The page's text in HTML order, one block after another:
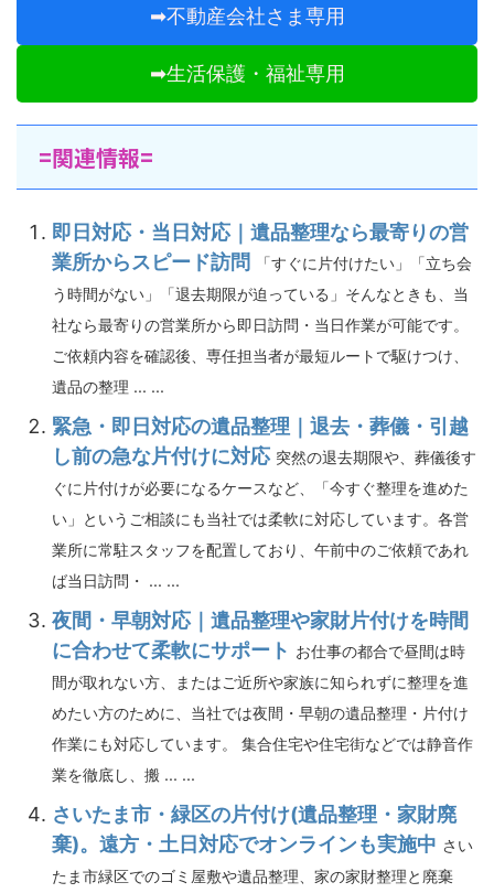
➡不動産会社さま専用
➡生活保護・福祉専用
=関連情報=
即日対応・当日対応｜遺品整理なら最寄りの営
業所からスピード訪問
「すぐに片付けたい」「立ち会
う時間がない」「退去期限が迫っている」そんなときも、当
社なら最寄りの営業所から即日訪問・当日作業が可能です。
ご依頼内容を確認後、専任担当者が最短ルートで駆けつけ、
遺品の整理 ... ...
緊急・即日対応の遺品整理｜退去・葬儀・引越
し前の急な片付けに対応 突然の退去期限や、葬儀後す
ぐに片付けが必要になるケースなど、「今すぐ整理を進めた
い」というご相談にも当社では柔軟に対応しています。各営
業所に常駐スタッフを配置しており、午前中のご依頼であれ
ば当日訪問・ ... ...
夜間・早朝対応｜遺品整理や家財片付けを時間
に合わせて柔軟にサポート お仕事の都合で昼間は時
間が取れない方、またはご近所や家族に知られずに整理を進
めたい方のために、当社では夜間・早朝の遺品整理・片付け
作業にも対応しています。 集合住宅や住宅街などでは静音作
業を徹底し、搬 ... ...
さいたま市・緑区の片付け(遺品整理・家財廃
棄)。遠方・土日対応でオンラインも実施中 さい
たま市緑区でのゴミ屋敷や遺品整理、家の家財整理と廃棄